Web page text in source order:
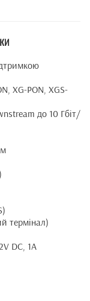
XG-PON, XGS-
до 10 Гбіт/
термінал)
DC, 1A